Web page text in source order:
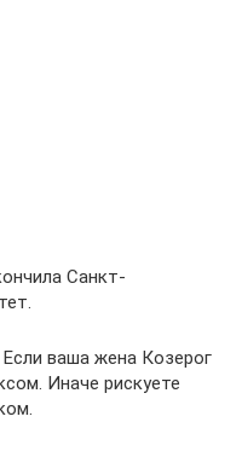
Санкт-
Если ваша жена Козерог
Иначе рискуете